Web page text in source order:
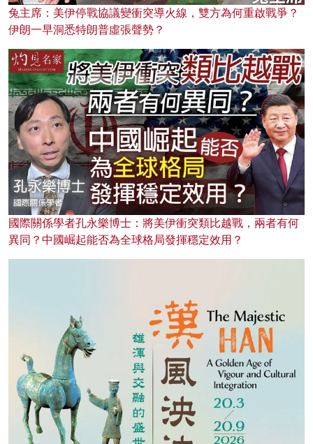
兔主席：美伊停戰協議變衝突導火線，雙方為何重啟戰爭？
伊朗一早洞悉特朗普虛張聲勢？
國際關係學者孔永樂博士：將美伊衝突類比越戰，兩者有何
異同？中國崛起能否為全球格局發揮穩定效用？